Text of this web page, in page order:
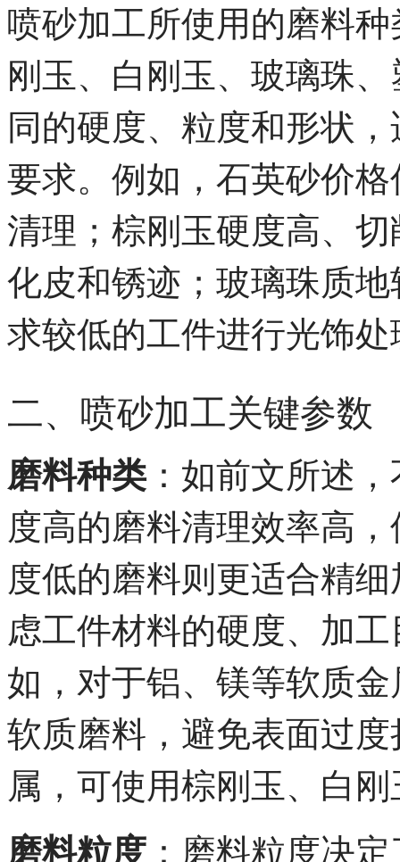
喷砂加工所使用的磨料
刚玉、白刚玉、玻璃珠
同的硬度、粒度和形状
要求。例如，石英砂价
清理；棕刚玉硬度高、
化皮和锈迹；玻璃珠质
求较低的工件进行光饰处
二、喷砂加工关键参数
磨料种类 ：如前文所述
度高的磨料清理效率高
度低的磨料则更适合精
虑工件材料的硬度、加
如，对于铝、镁等软质
软质磨料，避免表面过
属，可使用棕刚玉、白
磨料粒度 ：磨料粒度决